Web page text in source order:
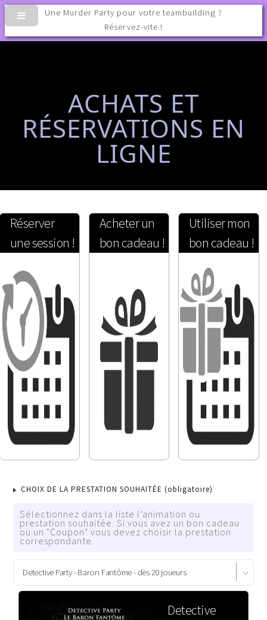
Une Murder Party pour votre teambuilding ?
Réservez-vite !
ACHATS ET
RÉSERVATIONS EN
LIGNE
Réserver
une session !
Acheter un
bon cadeau !
Utiliser mon
bon cadeau !
CHOIX DE LA PRESTATION SOUHAITÉE(obligatoire)
Sélectionnez dans la liste l’animation ou
prestation souhaitée. Si vous avez un bon cadeau
ou un "Coupon" vous devez choisir la prestation
correspondante.
Detective